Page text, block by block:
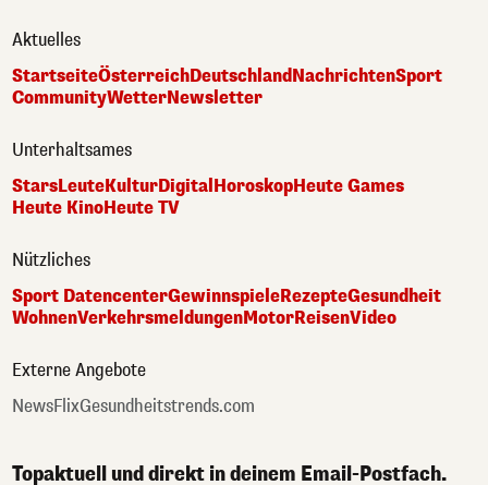
Aktuelles
StartseiteÖsterreichDeutschlandNachrichtenSport
CommunityWetterNewsletter
Unterhaltsames
StarsLeuteKulturDigital HoroskopHeute Games
Heute KinoHeute TV
Nützliches
Sport DatencenterGewinnspieleRezepteGesundheit
WohnenVerkehrsmeldungenMotorReisenVideo
Externe Angebote
NewsFlixGesundheitstrends.com
Topaktuell und direkt in deinem Email-Postfach.